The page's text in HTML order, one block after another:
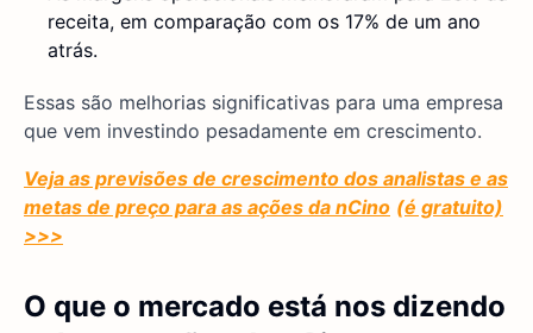
receita, em comparação com os 17% de um ano
atrás.
Essas são melhorias significativas para uma empresa
que vem investindo pesadamente em crescimento.
Veja as previsões de crescimento dos analistas e as
metas de preço para as ações da nCino (é gratuito)
>>>
O que o mercado está nos dizendo